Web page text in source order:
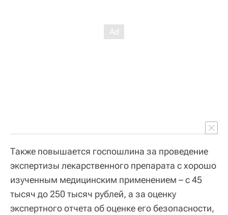
Также повышается госпошлина за проведение
экспертизы лекарственного препарата с хорошо
изученным медицинским применением – с 45
тысяч до 250 тысяч рублей, а за оценку
экспертного отчета об оценке его безопасности,